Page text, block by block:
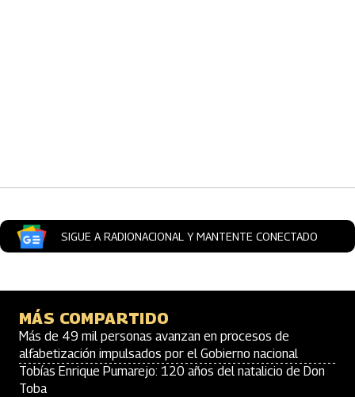
SIGUE A RADIONACIONAL Y MANTENTE CONECTADO
MÁS COMPARTIDO
Más de 49 mil personas avanzan en procesos de
alfabetización impulsados por el Gobierno nacional
Tobías Enrique Pumarejo: 120 años del natalicio de Don
Toba